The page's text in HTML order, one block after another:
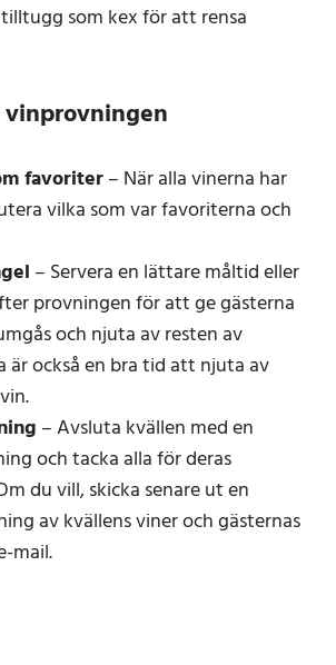
som kex för att rensa
vinprovningen
favoriter– När alla vinerna har
vilka som var favoriterna och
– Servera en lättare måltid eller
provningen för att ge gästerna
och njuta av resten av
är också en bra tid att njuta av
– Avsluta kvällen med en
och tacka alla för deras
du vill, skicka senare ut en
av kvällens viner och gästernas
mail.